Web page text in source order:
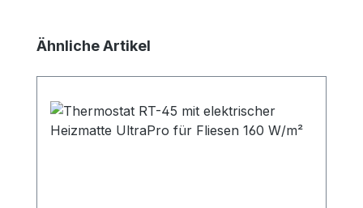
Produktgalerie überspringen
Ähnliche Artikel